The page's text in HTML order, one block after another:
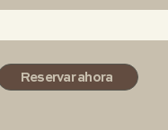
Reservar ahora